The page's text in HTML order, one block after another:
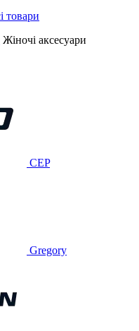
Жіночі аксесуари
CEP
Gregory